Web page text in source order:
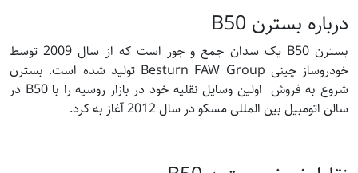
درباره بسترن B50
بسترن B50 یک سدان جمع و جور است که از سال 2009 توسط
خودروساز چینی Besturn FAW Group تولید شده است. بسترن
شروع به فروش اولین وسایل نقلیه خود در بازار روسیه را با B50 در
سالن اتومبیل بین المللی مسکو در سال 2012 آغاز به کرد.